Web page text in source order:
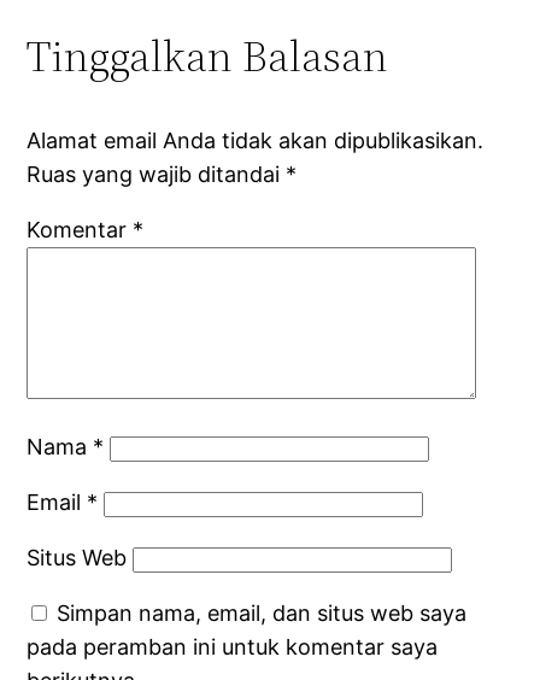
Tinggalkan Balasan
Alamat email Anda tidak akan dipublikasikan.
Ruas yang wajib ditandai *
Komentar *
Nama *
Email *
Situs Web
Simpan nama, email, dan situs web saya
pada peramban ini untuk komentar saya